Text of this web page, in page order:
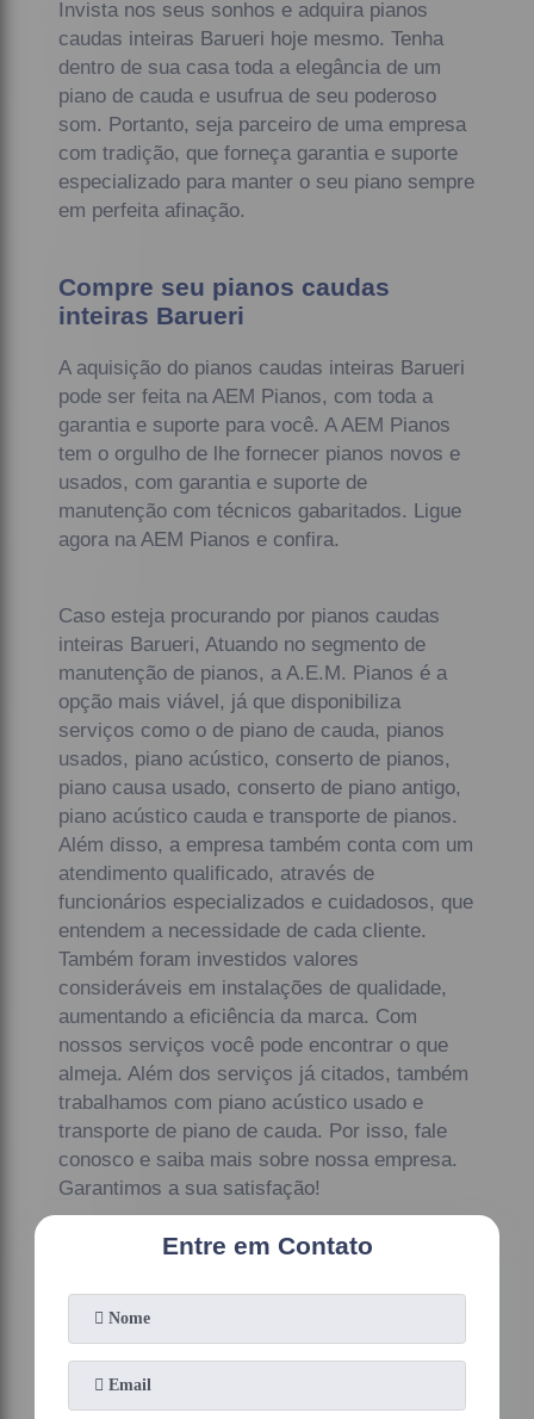
Invista nos seus sonhos e adquira pianos
caudas inteiras Barueri hoje mesmo. Tenha
dentro de sua casa toda a elegância de um
piano de cauda e usufrua de seu poderoso
som. Portanto, seja parceiro de uma empresa
com tradição, que forneça garantia e suporte
especializado para manter o seu piano sempre
em perfeita afinação.
Compre seu pianos caudas
inteiras Barueri
A aquisição do pianos caudas inteiras Barueri
pode ser feita na AEM Pianos, com toda a
garantia e suporte para você. A AEM Pianos
tem o orgulho de lhe fornecer pianos novos e
usados, com garantia e suporte de
manutenção com técnicos gabaritados. Ligue
agora na AEM Pianos e confira.
Caso esteja procurando por pianos caudas
inteiras Barueri, Atuando no segmento de
manutenção de pianos, a A.E.M. Pianos é a
opção mais viável, já que disponibiliza
serviços como o de piano de cauda, pianos
usados, piano acústico, conserto de pianos,
piano causa usado, conserto de piano antigo,
piano acústico cauda e transporte de pianos.
Além disso, a empresa também conta com um
atendimento qualificado, através de
funcionários especializados e cuidadosos, que
entendem a necessidade de cada cliente.
Também foram investidos valores
consideráveis em instalações de qualidade,
aumentando a eficiência da marca. Com
nossos serviços você pode encontrar o que
almeja. Além dos serviços já citados, também
trabalhamos com piano acústico usado e
transporte de piano de cauda. Por isso, fale
conosco e saiba mais sobre nossa empresa.
Garantimos a sua satisfação!
Entre em Contato